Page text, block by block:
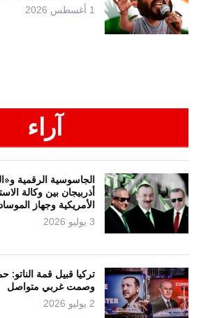
1 أغسطس 2026
آراء
الجاسوسية الرقمية
أذربيجان بين وكالة
الأمريكية وجهاز
3 يوليو 2026
تركيا قبيل قمة
وصمت غربي متواصل
2 يوليو 2026